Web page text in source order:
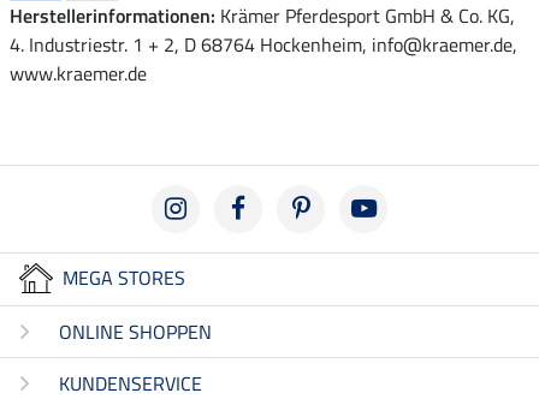
Herstellerinformationen: Krämer Pferdesport GmbH & Co. KG,
4. Industriestr. 1 + 2, D 68764 Hockenheim, info@kraemer.de,
www.kraemer.de
MEGA STORES
ONLINE SHOPPEN
KUNDENSERVICE